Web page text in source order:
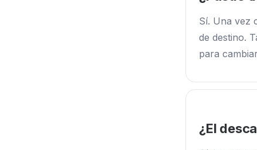
Sí. Una vez
de destino.
para
¿El